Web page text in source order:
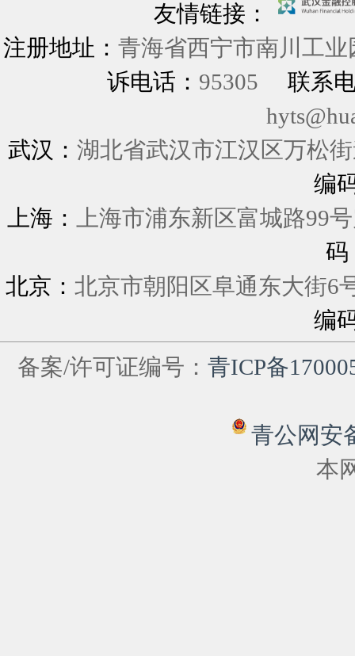
友情链接：
注册地址： 青海省西宁市南川工
诉电话： 95305
联系
武汉： 湖北省武汉市江汉区万松
编
上海：
上海市浦东新区富
码
北京： 北京市朝阳区阜通东大
编
备案/许可证编号： 青ICP备
青公网安
本